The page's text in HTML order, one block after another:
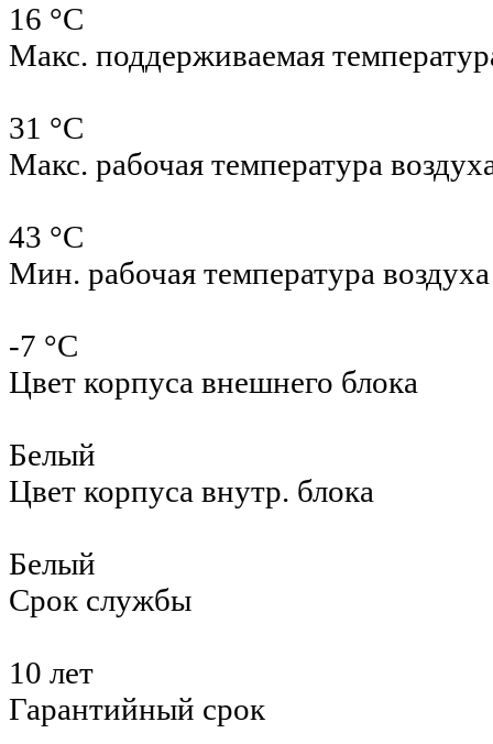
16 °С
Макс. поддерживаемая
31 °С
Макс. рабочая температура
43 °С
Мин. рабочая температура
-7 °С
Цвет корпуса внешнего блока
Белый
Цвет корпуса внутр. блока
Белый
Срок службы
10 лет
Гарантийный срок